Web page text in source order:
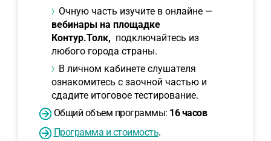
Очную часть изучите в онлайне —
вебинары на площадке
Контур.Толк, подключайтесь из
любого города страны.
В личном кабинете слушателя
ознакомитесь с заочной частью и
сдадите итоговое тестирование.
Общий объем программы: 16 часов
Программа и стоимость.